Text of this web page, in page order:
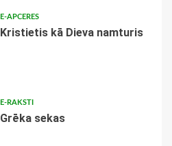
E-APCERES
Kristietis kā Dieva namturis
E-RAKSTI
Grēka sekas